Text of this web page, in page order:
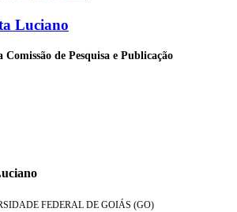
Luciano
de Pesquisa e Publicação
FEDERAL DE GOIÁS (GO)